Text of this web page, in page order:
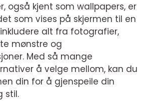
også kjent som wallpapers, er
som vises på skjermen til en
inkludere alt fra fotografier,
mønstre og
Med så mange
å velge mellom, kan du
din for å gjenspeile din
stil.